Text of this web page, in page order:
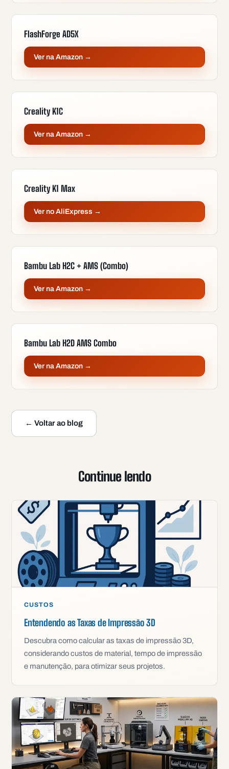
FlashForge AD5X
Ver na Amazon →
Creality K1C
Ver na Amazon →
Creality K1 Max
Ver no AliExpress →
Bambu Lab H2C + AMS (Combo)
Ver na Amazon →
Bambu Lab H2D AMS Combo
Ver na Amazon →
← Voltar ao blog
Continue lendo
CUSTOS
Entendendo as Taxas de Impressão 3D
Descubra como calcular as taxas de impressão 3D,
considerando custos de material, tempo de impressão
e manutenção, para otimizar seus projetos.